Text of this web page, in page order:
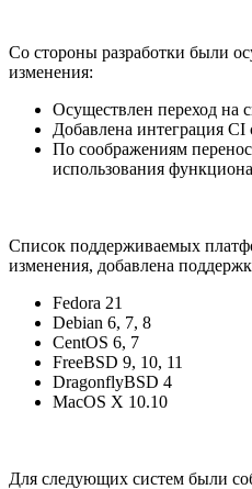
Со стороны разработки были
изменения:
Осуществлен переход на
Добавлена интеграция
По соображениям
использования
Список поддерживаемых
изменения, добавлена
Fedora 21
Debian 6, 7, 8
CentOS 6, 7
FreeBSD 9, 10, 11
DragonflyBSD 4
MacOS X 10.10
Для следующих систем были